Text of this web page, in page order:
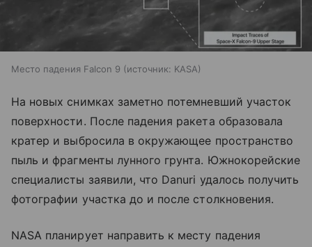
Место падения Falcon 9 источник: KASA
На новых снимках заметно потемневший участок
поверхности. После падения ракета образовала
кратер и выбросила в окружающее пространство
пыль и фрагменты лунного грунта. Южнокорейские
специалисты заявили, что Danuri удалось получить
фотографии участка до и после столкновения.
NASA планирует направить к месту падения